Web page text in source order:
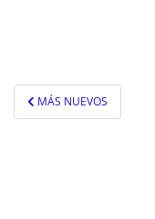
PAGINACIÓN
DE
MÁS NUEVOS